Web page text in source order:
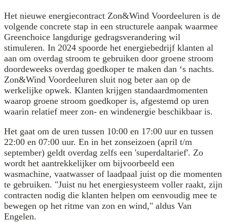
Het nieuwe energiecontract Zon&Wind Voordeeluren is de
volgende concrete stap in een structurele aanpak waarmee
Greenchoice langdurige gedragsverandering wil
stimuleren. In 2024 spoorde het energiebedrijf klanten al
aan om overdag stroom te gebruiken door groene stroom
doordeweeks overdag goedkoper te maken dan ‘s nachts.
Zon&Wind Voordeeluren sluit nog beter aan op de
werkelijke opwek. Klanten krijgen standaardmomenten
waarop groene stroom goedkoper is, afgestemd op uren
waarin relatief meer zon- en windenergie beschikbaar is.
Het gaat om de uren tussen 10:00 en 17:00 uur en tussen
22:00 en 07:00 uur. En in het zonseizoen (april t/m
september) geldt overdag zelfs een 'superdaltarief'. Zo
wordt het aantrekkelijker om bijvoorbeeld een
wasmachine, vaatwasser of laadpaal juist op die momenten
te gebruiken. "Juist nu het energiesysteem voller raakt, zijn
contracten nodig die klanten helpen om eenvoudig mee te
bewegen op het ritme van zon en wind," aldus Van
Engelen.